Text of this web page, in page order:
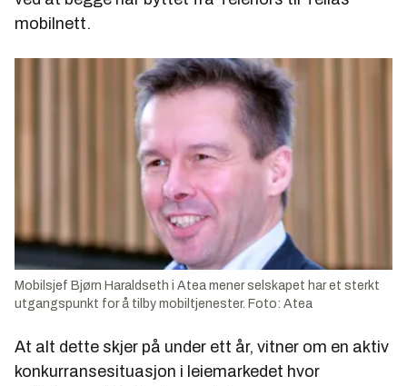
mobilnett.
Mobilsjef Bjørn Haraldseth i Atea mener selskapet har et sterkt
utgangspunkt for å tilby mobiltjenester. Foto: Atea
At alt dette skjer på under ett år, vitner om en aktiv
konkurransesituasjon i leiemarkedet hvor